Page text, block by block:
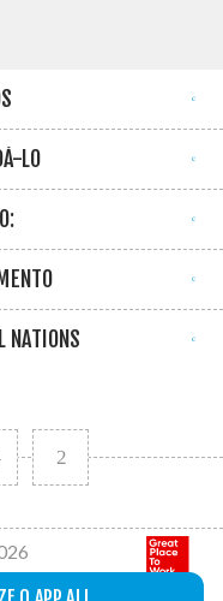
LO
NATIONS